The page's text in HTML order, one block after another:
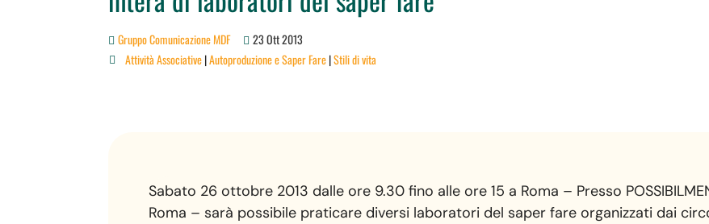
Gruppo Comunicazione MDF 23 Ott 2013
 Attività Associative|Autoproduzione e Saper Fare|Stili di vita
Sabato 26 ottobre 2013 dalle ore 9.30 fino alle ore 15 a Roma – Presso
Roma – sarà possibile praticare diversi laboratori del saper fare organizzati dai